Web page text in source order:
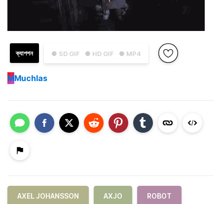
● SD GIF ● HD GIF ● MP4
ক্যাপশন
MMuchlas
AXEL JOHANSSON AXJO ROBOT